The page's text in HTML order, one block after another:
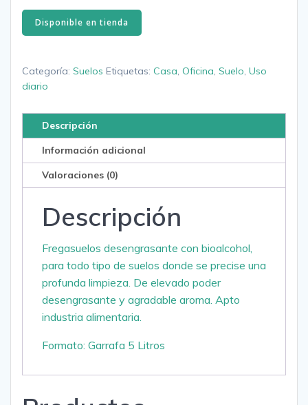
Disponible en tienda
Categoría: Suelos Etiquetas: Casa, Oficina, Suelo, Uso
diario
Descripción
Información adicional
Valoraciones (0)
Descripción
Fregasuelos desengrasante con bioalcohol,
para todo tipo de suelos donde se precise una
profunda limpieza. De elevado poder
desengrasante y agradable aroma. Apto
industria alimentaria.
Formato: Garrafa 5 Litros